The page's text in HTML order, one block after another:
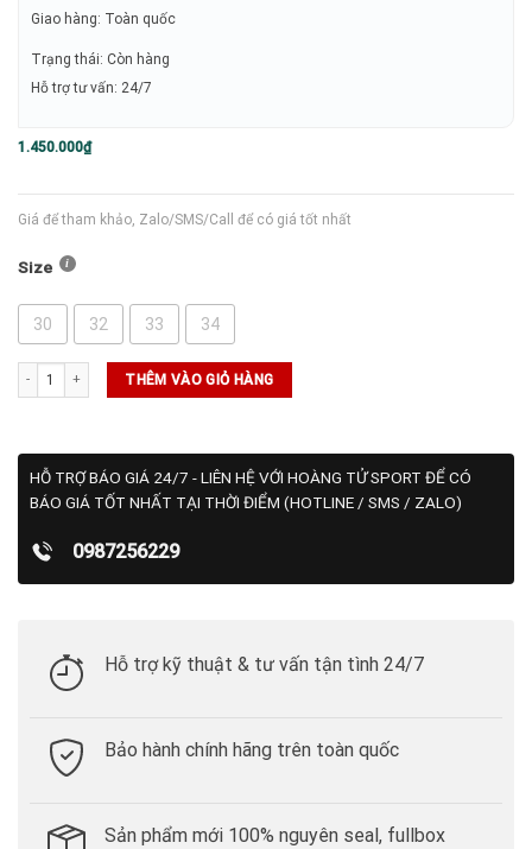
Giao hàng: Toàn quốc
Trạng thái: Còn hàng
Hỗ trợ tư vấn: 24/7
1.450.000₫
Giá để tham khảo, Zalo/SMS/Call để có giá tốt nhất
Size
30 32 33 34
Quần Sooc Golf Nike_AJ5494-247 số lượng
THÊM VÀO GIỎ HÀNG
HỖ TRỢ BÁO GIÁ 24/7 - LIÊN HỆ VỚI HOÀNG TỬ SPORT ĐỂ CÓ
BÁO GIÁ TỐT NHẤT TẠI THỜI ĐIỂM (HOTLINE / SMS / ZALO)
0987256229
Hỗ trợ kỹ thuật & tư vấn tận tình 24/7
Bảo hành chính hãng trên toàn quốc
Sản phẩm mới 100% nguyên seal, fullbox